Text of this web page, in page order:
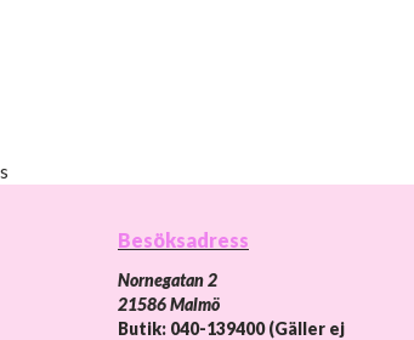
s
Besöksadress
Nornegatan 2
21586 Malmö
Butik: 040-139400 (Gäller ej